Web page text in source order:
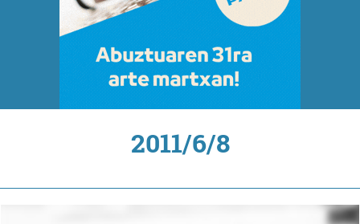
2011/6/8